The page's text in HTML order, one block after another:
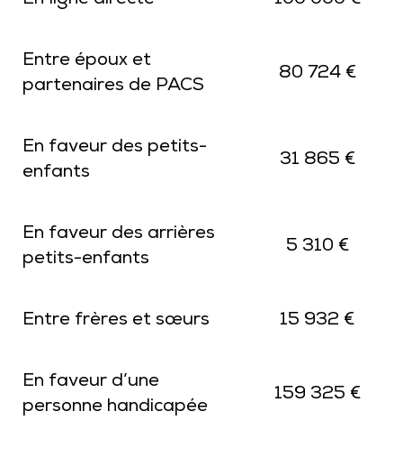
Entre époux et
partenaires de PACS
80 724 €
En faveur des petits-
enfants
31 865 €
En faveur des arrières
petits-enfants
5 310 €
Entre frères et sœurs 15 932 €
En faveur d’une
personne handicapée
159 325 €